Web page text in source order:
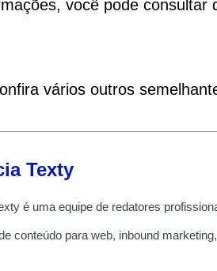
você pode consultar
vários outros
Texty
é uma equipe de redatores
conteúdo para web, inbound